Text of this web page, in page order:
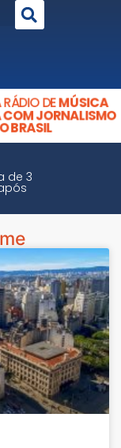
RÁDIO DEMÚSICA
COM JORNALISMO
BRASIL
de 3